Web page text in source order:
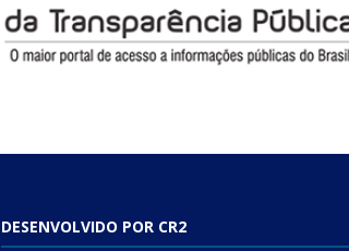
DESENVOLVIDO POR CR2